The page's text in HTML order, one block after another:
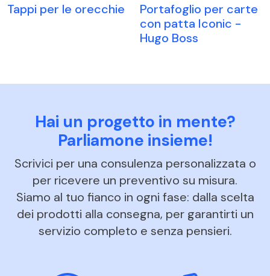
Tappi per le orecchie
Portafoglio per carte
con patta Iconic -
Hugo Boss
Hai un progetto in mente?
Parliamone insieme!
Scrivici per una consulenza personalizzata o
per ricevere un preventivo su misura.
Siamo al tuo fianco in ogni fase: dalla scelta
dei prodotti alla consegna, per garantirti un
servizio completo e senza pensieri.